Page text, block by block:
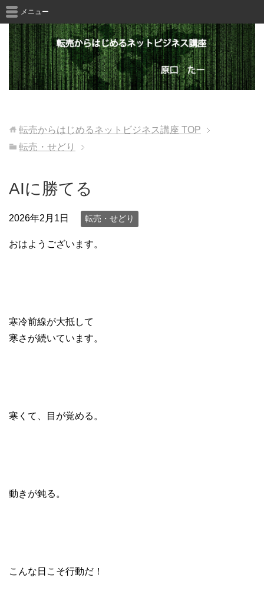
メニュー
転売からはじめるネットビジネス講座 TOP
転売・せどり
AIに勝てる
2026年2月1日 転売・せどり
おはようございます。
寒冷前線が大抵して
寒さが続いています。
寒くて、目が覚める。
動きが鈍る。
こんな日こそ行動だ！